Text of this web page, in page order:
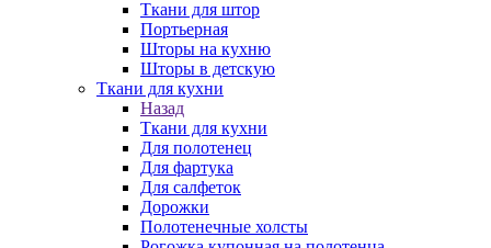
Ткани для штор
Портьерная
Шторы на кухню
Шторы в детскую
Ткани для кухни
Назад
Ткани для кухни
Для полотенец
Для фартука
Для салфеток
Дорожки
Полотенечные холсты